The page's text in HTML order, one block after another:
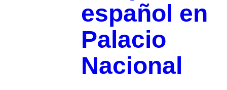
español en
Palacio
Nacional